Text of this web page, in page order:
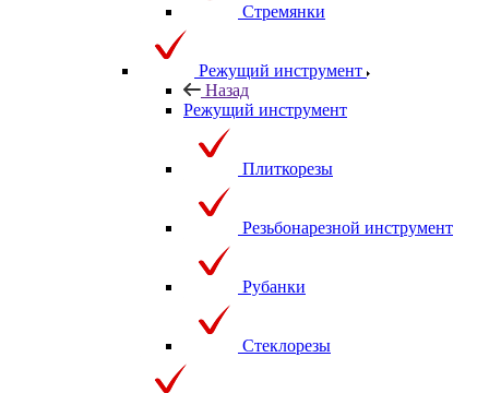
Стремянки
Режущий инструмент
Назад
Режущий инструмент
Плиткорезы
Резьбонарезной инструмент
Рубанки
Стеклорезы